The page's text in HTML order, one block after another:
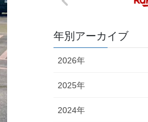
年別アーカイブ
2026年
2025年
2024年